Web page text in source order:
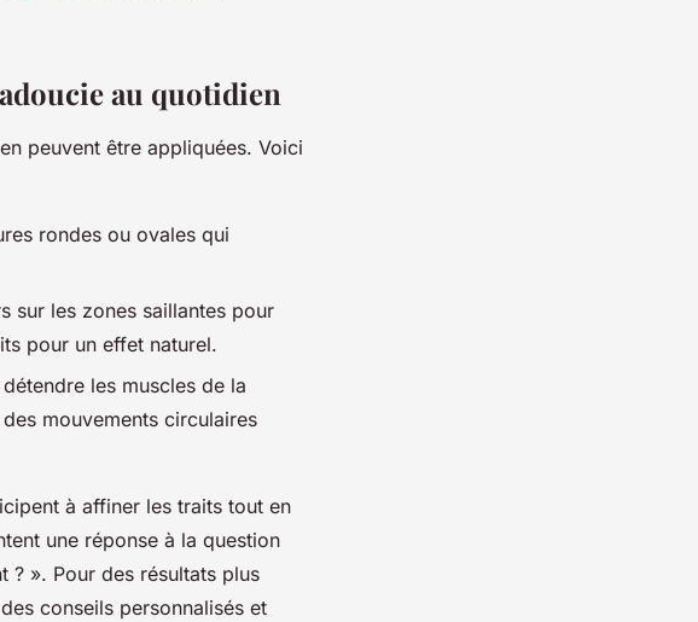
au quotidien
peuvent être appliquées. Voici
rondes ou ovales qui
sur les zones saillantes pour
pour un effet naturel.
les muscles de la
mouvements circulaires
à affiner les traits tout en
une réponse à la question
? ». Pour des résultats plus
conseils personnalisés et